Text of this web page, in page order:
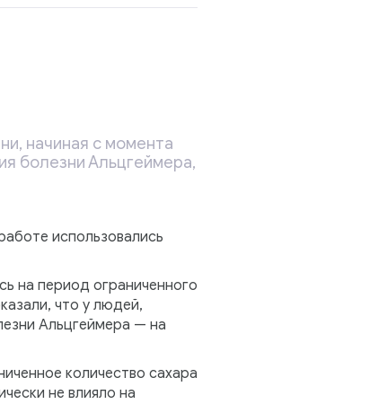
начиная с момента
болезни Альцгеймера,
использовались
на период ограниченного
что у людей,
Альцгеймера — на
количество сахара
не влияло на